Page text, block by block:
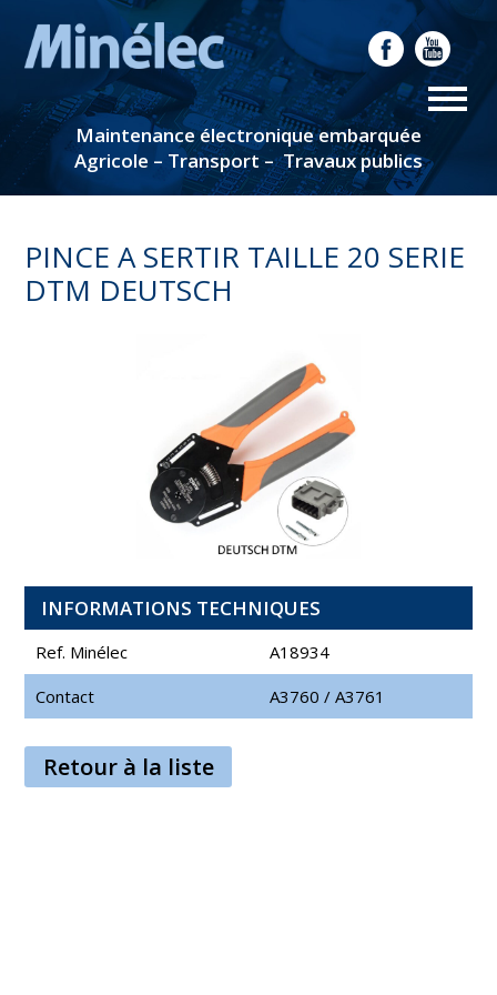
Maintenance électronique embarquée
Agricole – Transport – Travaux publics
PINCE A SERTIR TAILLE 20 SERIE
DTM DEUTSCH
INFORMATIONS TECHNIQUES
Ref. Minélec
A18934
Contact
A3760 /A3761
Retour à la liste